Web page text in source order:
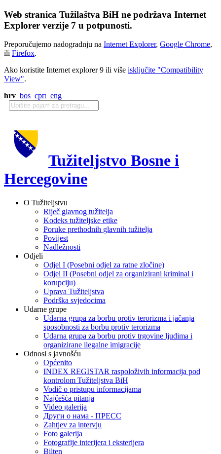
Web stranica Tužilaštva BiH ne podržava Internet
Explorer verzije 7 u potpunosti.
Preporučujemo nadogradnju na Internet Explorer, Google Chrome,
ili Firefox.
Ako koristite Internet explorer 9 ili više isključite "Compatibility
View".
hrv bos срп eng
Tužiteljstvo Bosne i
Hercegovine
O Tužiteljstvu
Riječ glavnog tužitelja
Kodeks tužiteljske etike
Poruke prethodnih glavnih tužitelja
Povijest
Nadležnosti
Odjeli
Odjel I (Posebni odjel za ratne zločine)
Odjel II (Posebni odjel za organizirani kriminal i
korupciju)
Uprava Tužiteljstva
Podrška svjedocima
Udarne grupe
Udarna grupa za borbu protiv terorizma i jačanja
sposobnosti za borbu protiv terorizma
Udarna grupa za borbu protiv trgovine ljudima i
organizirane ilegalne imigracije
Odnosi s javnošću
Općenito
INDEX REGISTAR raspoloživih informacija pod
kontrolom Tužiteljstva BiH
Vodič o pristupu informacijama
Najčešća pitanja
Video galerija
Други о нама - ПРЕСC
Zahtjev za intervju
Foto galerija
Fotografije interijera i eksterijera
Bilten